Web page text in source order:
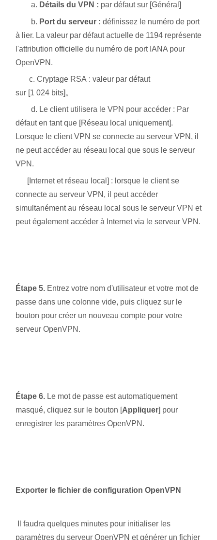
a. Détails du VPN : par défaut sur [Général]
b. Port du serveur : définissez le numéro de port
à lier. La valeur par défaut actuelle de 1194 représente
l'attribution officielle du numéro de port IANA pour
OpenVPN.
c. Cryptage RSA : valeur par défaut
sur [1 024 bits]。
d. Le client utilisera le VPN pour accéder : Par
défaut en tant que [Réseau local uniquement].
Lorsque le client VPN se connecte au serveur VPN, il
ne peut accéder au réseau local que sous le serveur
VPN.
[Internet et réseau local] : lorsque le client se
connecte au serveur VPN, il peut accéder
simultanément au réseau local sous le serveur VPN et
peut également accéder à Internet via le serveur VPN.
Étape 5. Entrez votre nom d'utilisateur et votre mot de
passe dans une colonne vide, puis cliquez sur le
bouton pour créer un nouveau compte pour votre
serveur OpenVPN.
Étape 6. Le mot de passe est automatiquement
masqué, cliquez sur le bouton [Appliquer] pour
enregistrer les paramètres OpenVPN.
Exporter le fichier de configuration OpenVPN
Il faudra quelques minutes pour initialiser les
paramètres du serveur OpenVPN et générer un fichier